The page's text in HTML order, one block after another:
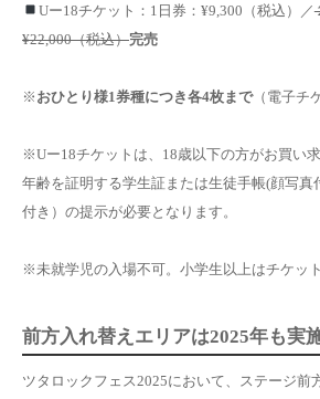
Uー18チケット：1日券：¥9,300（税込）／
¥22,000（税込）完売
※ おひとり様1券種につき各4枚まで（電子チ
※Uー18チケットは、18歳以下の方がお買い求
年齢を証明する学生証または生徒手帳(顔写真
付き）の提示が必要となります。
※未就学児の入場不可。小学生以上はチケッ
前方入れ替えエリアは2025年も実
ツタロックフェス2025において、
ステージ前